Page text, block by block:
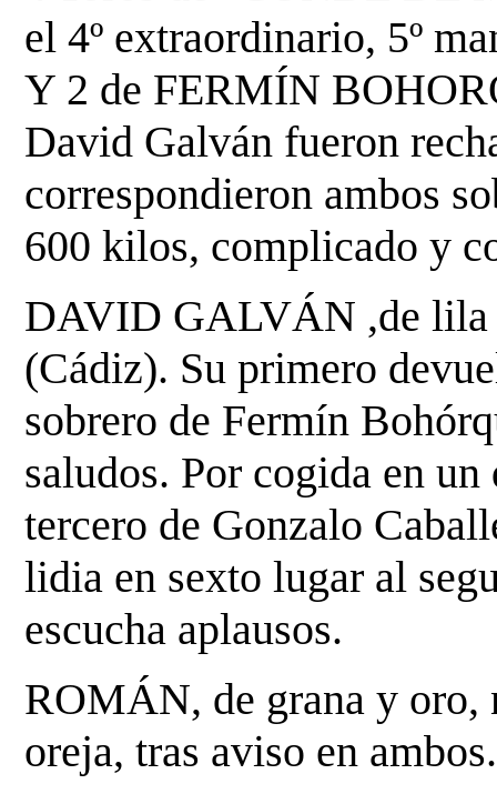
el 4º extraordinario, 5º
Y 2 de FERMÍN
David Galván fueron
correspondieron ambos
600 kilos, complicado y
DAVID GALVÁN ,de lila
(Cádiz). Su primero
sobrero de Fermín
saludos. Por cogida en
tercero de Gonzalo
lidia en sexto lugar al
escucha aplausos.
ROMÁN, de grana y oro,
oreja, tras aviso en ambos.